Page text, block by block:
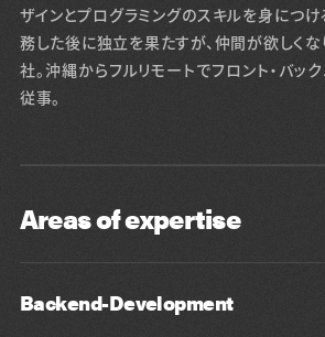
ザインとプログラミングのスキルを身につ
務した後に独立を果たすが、仲間が欲しく
社。沖縄からフルリモートでフロント・バッ
従事。
Areas of expertise
Backend-Development